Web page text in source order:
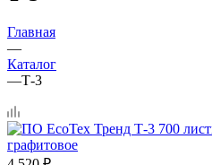
Главная
—
Каталог
—Т-3